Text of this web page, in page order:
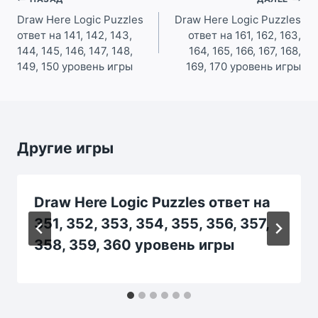
по
записям
Draw Here Logic Puzzles
ответ на 141, 142, 143,
144, 145, 146, 147, 148,
149, 150 уровень игры
Draw Here Logic Puzzles
ответ на 161, 162, 163,
164, 165, 166, 167, 168,
169, 170 уровень игры
Другие игры
Draw Here Logic Puzzles ответ на
351, 352, 353, 354, 355, 356, 357,
358, 359, 360 уровень игры